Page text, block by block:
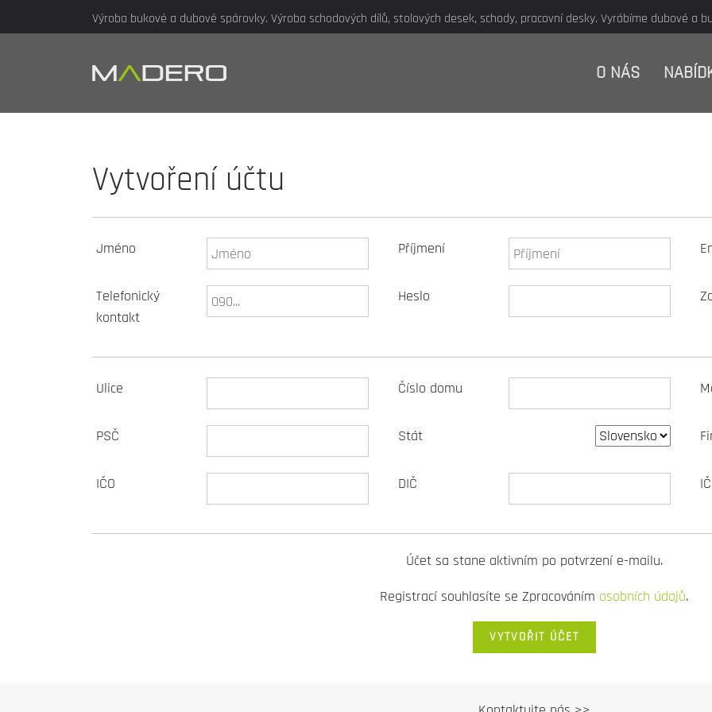
Výroba bukové a dubové spárovky. Výroba schodových dílů, stolových desek, schody, pracovní desky. Vyrábíme dubové a
O NÁS
Vytvoření účtu
Jméno Příjmení
Telefonický
kontakt
Heslo
Ulice Číslo domu
PSČ Stát
IČO DIČ
Účet sa stane aktivním po potvrzení e-mailu.
Registrací souhlasíte se Zpracováním osobních údajů.